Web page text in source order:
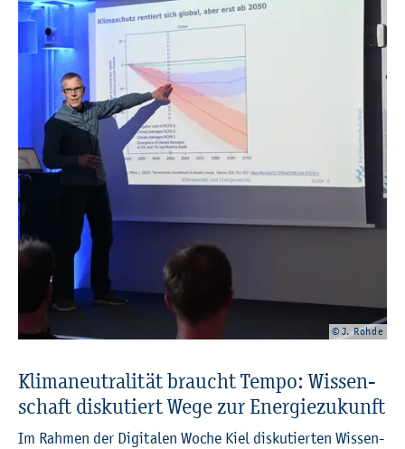
© J. Rohde
Kli­ma­neu­tra­li­tät braucht Tempo: Wis­sen­
schaft dis­ku­tiert Wege zur En­er­gie­zu­kunft
Im Rah­men der Di­gi­ta­len Woche Kiel dis­ku­tier­ten Wis­sen­